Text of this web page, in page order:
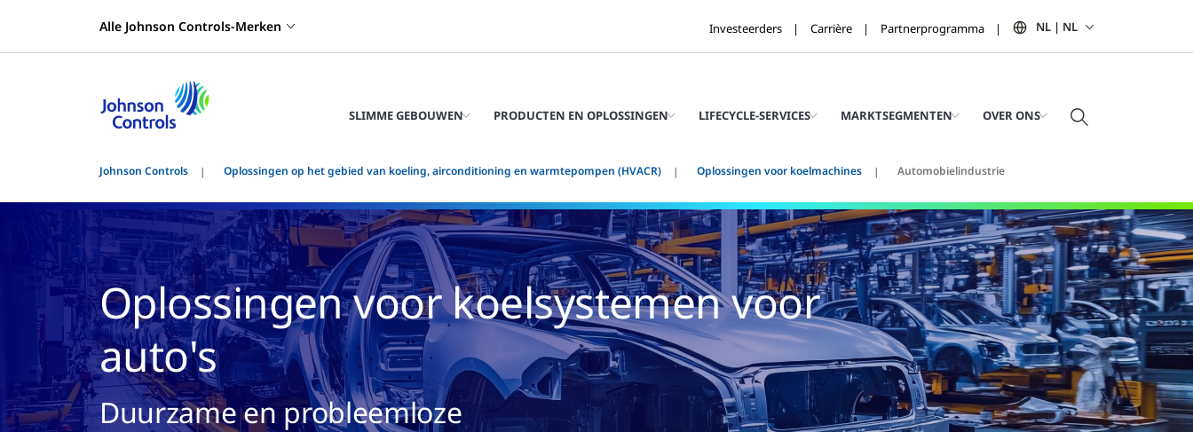
Alle Johnson Controls-Merken Investeerders Carrière Partnerprogramma NL | NL
SLIMME GEBOUWEN PRODUCTEN EN OPLOSSINGEN LIFECYCLE-SERVICES MARKTSEGMENTEN OVER ONS
Johnson Controls Oplossingen op het gebied van koeling, airconditioning en warmtepompen (HVACR) Oplossingen voor koelmachines Automobielindustrie
Oplossingen voor koelsystemen voor
auto's
Duurzame en probleemloze